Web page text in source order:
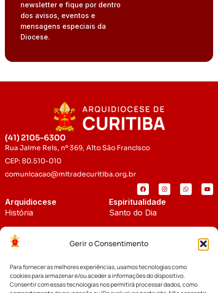
Gerir o Consentimento
Para fornecer as melhores experiências, usamos tecnologias como
cookies para armazenar e/ou aceder a informações do dispositivo.
Consentir com essas tecnologias nos permitirá processar dados, como
newsletter e fique por dentro
dos avisos, eventos e
mensagens especiais da
Diocese.
(41) 2105-6300
Rua Jaime Reis, nº 369, Alto São Francisco
CEP: 80.510-010
comunicacao@mitradecuritiba.org.br
Arquidiocese
História
Padroeira
Espiritualidade
Santo do Dia
Notícias
Notícias da Arquidiocese
Cúria Diocesana
Fundo Diocesano